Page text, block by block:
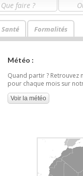
Que faire ?
Santé Formalités
Météo :
Quand partir ? Retrouvez
pour chaque mois sur
Voir la météo